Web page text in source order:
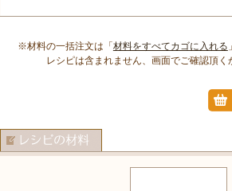
※材料の一括注文は「材料をすべてカゴに入れる
レシピは含まれません、画面でご確認頂く